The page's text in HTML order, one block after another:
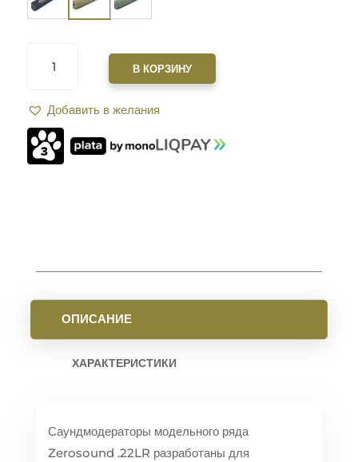
ТОВАРА
САУНДМОДЕРАТОР
КАЛ.
.22.
РЕЗЬБА
В КОРЗИНУ
Добавить в желания
ОПИСАНИЕ
ХАРАКТЕРИСТИКИ
Саундмодераторы модельного ряда
Zerosound .22LR разработаны для